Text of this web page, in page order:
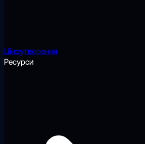
Ціноутворення
Ресурси